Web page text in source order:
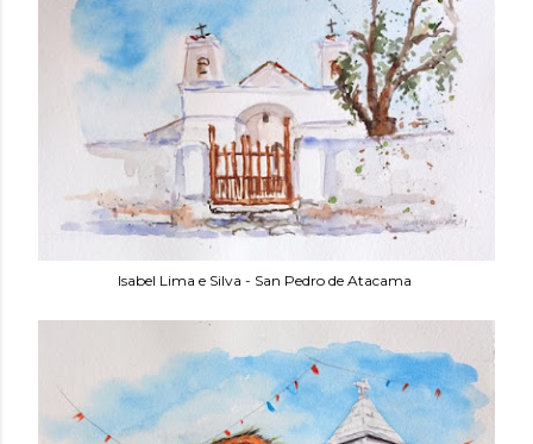
Isabel Lima e Silva - San Pedro de Atacama